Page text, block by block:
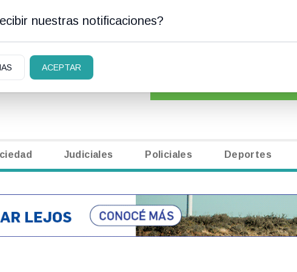
DE BARILOCHE CLASIFICADOS
Judiciales Policiales Deportes
nuestras notificaciones?
ACEPTAR